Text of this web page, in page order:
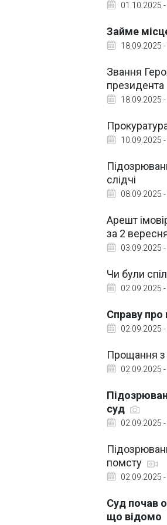
01.10.2025
Займе
18.09.2025
Звання
президента
18.09.2025
10.09.2025
слідчі
08.09.2025
Арешт
за 2
03.09.2025
Чи були
02.09.2025
Справу про
02.09.2025
Прощання з
02.09.2025
суд
02.09.2025
помсту
02.09.2025
Суд почав
що відомо